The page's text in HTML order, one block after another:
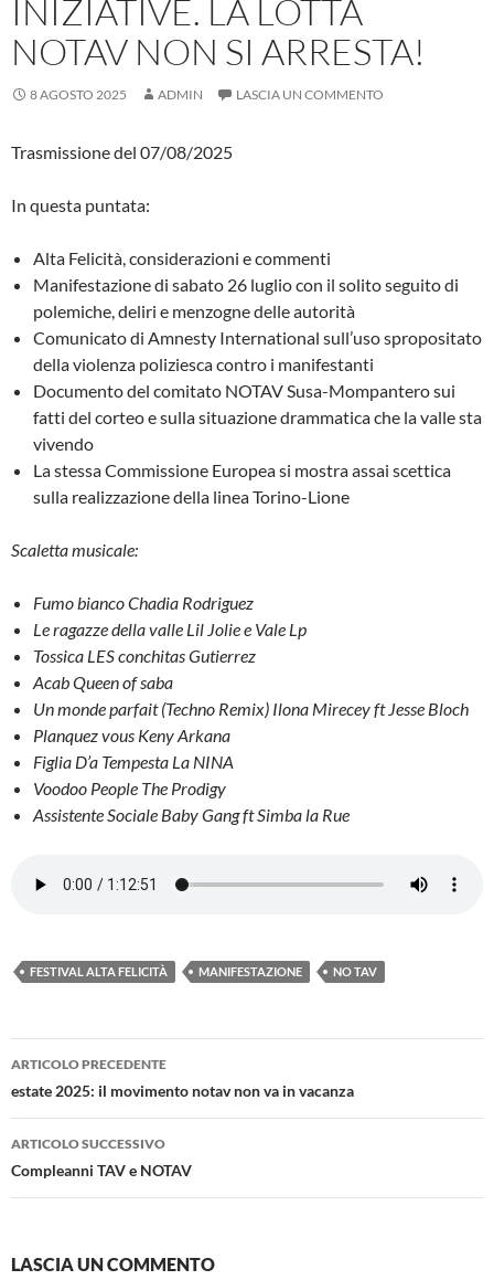
INIZIATIVE. LA LOTTA
NOTAV NON SI ARRESTA!
8 AGOSTO 2025 ADMIN LASCIA UN COMMENTO
Trasmissione del 07/08/2025
In questa puntata:
Alta Felicità, considerazioni e commenti
Manifestazione di sabato 26 luglio con il solito seguito di
polemiche, deliri e menzogne delle autorità
Comunicato di Amnesty International sull’uso spropositato
della violenza poliziesca contro i manifestanti
Documento del comitato NOTAV Susa-Mompantero sui
fatti del corteo e sulla situazione drammatica che la valle sta
vivendo
La stessa Commissione Europea si mostra assai scettica
sulla realizzazione della linea Torino-Lione
Scaletta musicale:
Fumo bianco Chadia Rodriguez
Le ragazze della valle Lil Jolie e Vale Lp
Tossica LES conchitas Gutierrez
Acab Queen of saba
Un monde parfait (Techno Remix) Ilona Mirecey ft Jesse Bloch
Planquez vous Keny Arkana
Figlia D’a Tempesta La NINA
Voodoo People The Prodigy
Assistente Sociale Baby Gang ft Simba la Rue
FESTIVAL ALTA FELICITÀ MANIFESTAZIONE NO TAV
Navigazione
articolo
ARTICOLO PRECEDENTE
estate 2025: il movimento notav non va in vacanza
ARTICOLO SUCCESSIVO
Compleanni TAV e NOTAV
LASCIA UN COMMENTO